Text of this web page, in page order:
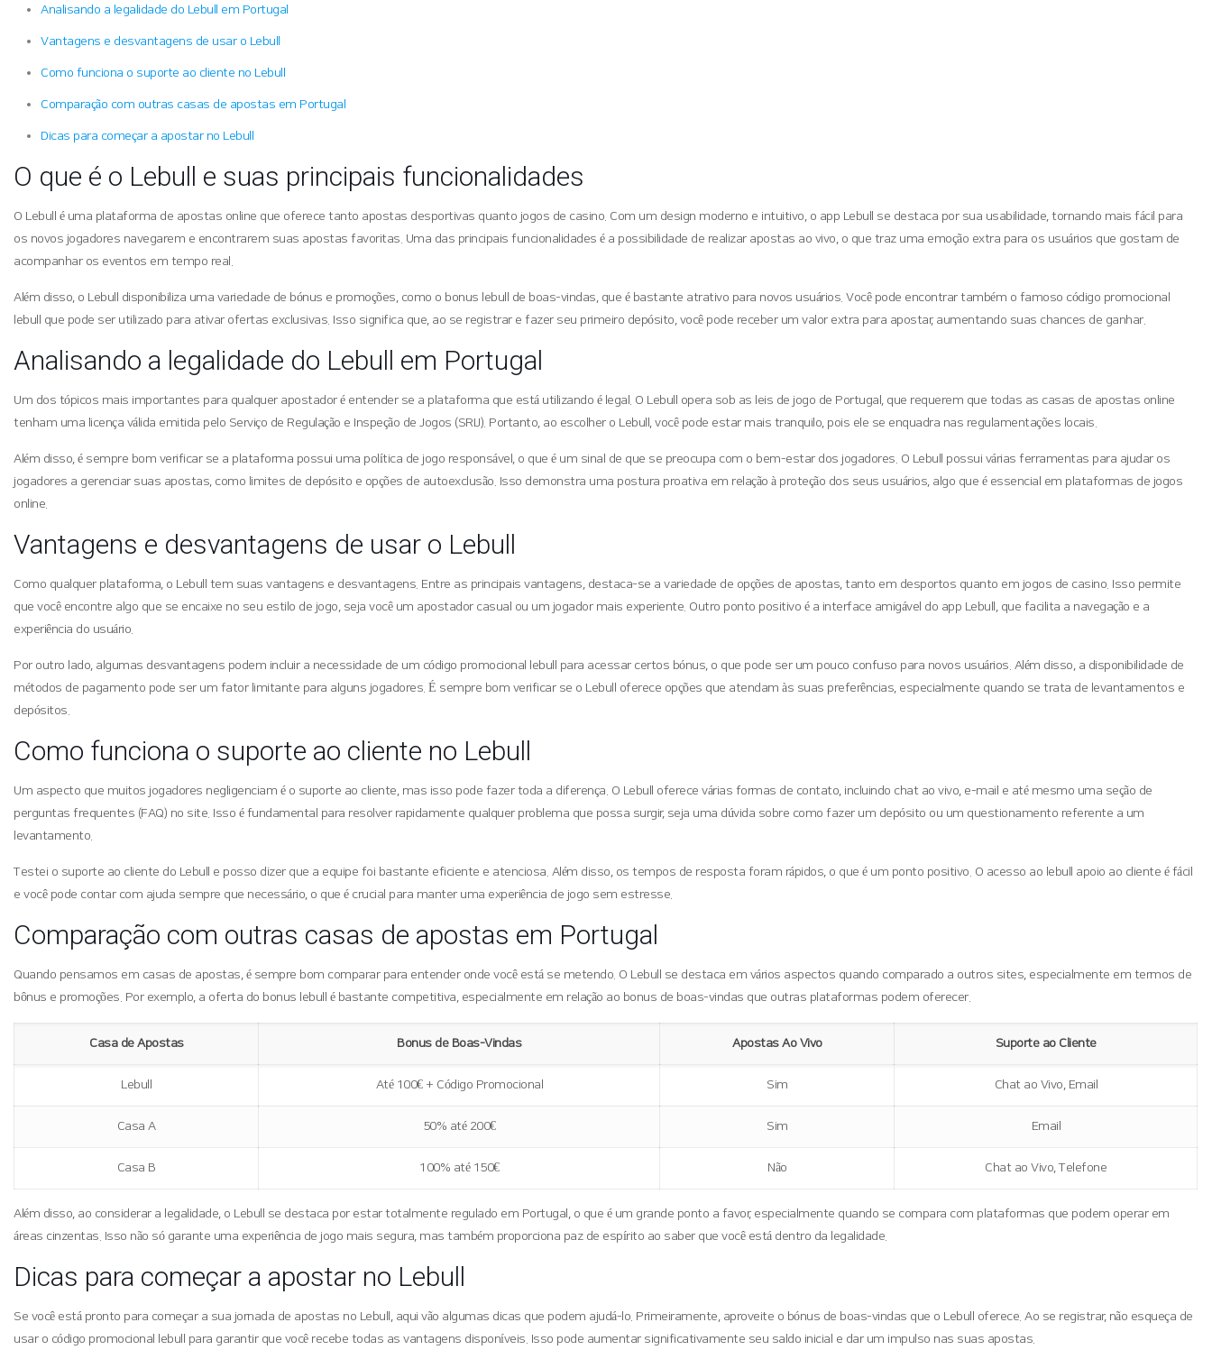
Analisando a legalidade do Lebull em Portugal
Vantagens e desvantagens de usar o Lebull
Como funciona o suporte ao cliente no Lebull
Comparação com outras casas de apostas em Portugal
Dicas para começar a apostar no Lebull
O que é o Lebull e suas principais funcionalidades
O Lebull é uma plataforma de apostas online que oferece tanto apostas desportivas quanto jogos de casino. Com um design moderno e intuitivo, o app Lebull se destaca por sua usabilidade, tornando mais fácil para
os novos jogadores navegarem e encontrarem suas apostas favoritas. Uma das principais funcionalidades é a possibilidade de realizar apostas ao vivo, o que traz uma emoção extra para os usuários que gostam de
acompanhar os eventos em tempo real.
Além disso, o Lebull disponibiliza uma variedade de bónus e promoções, como o bonus lebull de boas-vindas, que é bastante atrativo para novos usuários. Você pode encontrar também o famoso código promocional
lebull que pode ser utilizado para ativar ofertas exclusivas. Isso significa que, ao se registrar e fazer seu primeiro depósito, você pode receber um valor extra para apostar, aumentando suas chances de ganhar.
Analisando a legalidade do Lebull em Portugal
Um dos tópicos mais importantes para qualquer apostador é entender se a plataforma que está utilizando é legal. O Lebull opera sob as leis de jogo de Portugal, que requerem que todas as casas de apostas online
tenham uma licença válida emitida pelo Serviço de Regulação e Inspeção de Jogos (SRIJ). Portanto, ao escolher o Lebull, você pode estar mais tranquilo, pois ele se enquadra nas regulamentações locais.
Além disso, é sempre bom verificar se a plataforma possui uma política de jogo responsável, o que é um sinal de que se preocupa com o bem-estar dos jogadores. O Lebull possui várias ferramentas para ajudar os
jogadores a gerenciar suas apostas, como limites de depósito e opções de autoexclusão. Isso demonstra uma postura proativa em relação à proteção dos seus usuários, algo que é essencial em plataformas de jogos
online.
Vantagens e desvantagens de usar o Lebull
Como qualquer plataforma, o Lebull tem suas vantagens e desvantagens. Entre as principais vantagens, destaca-se a variedade de opções de apostas, tanto em desportos quanto em jogos de casino. Isso permite
que você encontre algo que se encaixe no seu estilo de jogo, seja você um apostador casual ou um jogador mais experiente. Outro ponto positivo é a interface amigável do app Lebull, que facilita a navegação e a
experiência do usuário.
Por outro lado, algumas desvantagens podem incluir a necessidade de um código promocional lebull para acessar certos bónus, o que pode ser um pouco confuso para novos usuários. Além disso, a disponibilidade de
métodos de pagamento pode ser um fator limitante para alguns jogadores. É sempre bom verificar se o Lebull oferece opções que atendam às suas preferências, especialmente quando se trata de levantamentos e
depósitos.
Como funciona o suporte ao cliente no Lebull
Um aspecto que muitos jogadores negligenciam é o suporte ao cliente, mas isso pode fazer toda a diferença. O Lebull oferece várias formas de contato, incluindo chat ao vivo, e-mail e até mesmo uma seção de
perguntas frequentes (FAQ) no site. Isso é fundamental para resolver rapidamente qualquer problema que possa surgir, seja uma dúvida sobre como fazer um depósito ou um questionamento referente a um
levantamento.
Testei o suporte ao cliente do Lebull e posso dizer que a equipe foi bastante eficiente e atenciosa. Além disso, os tempos de resposta foram rápidos, o que é um ponto positivo. O acesso ao lebull apoio ao cliente é fácil
e você pode contar com ajuda sempre que necessário, o que é crucial para manter uma experiência de jogo sem estresse.
Comparação com outras casas de apostas em Portugal
Quando pensamos em casas de apostas, é sempre bom comparar para entender onde você está se metendo. O Lebull se destaca em vários aspectos quando comparado a outros sites, especialmente em termos de
bônus e promoções. Por exemplo, a oferta do bonus lebull é bastante competitiva, especialmente em relação ao bonus de boas-vindas que outras plataformas podem oferecer.
Casa de Apostas Bonus de Boas-Vindas Apostas Ao Vivo Suporte ao Cliente
Lebull Até 100€ + Código Promocional Sim Chat ao Vivo, Email
Casa A 50% até 200€ Sim Email
Casa B 100% até 150€ Não Chat ao Vivo, Telefone
Além disso, ao considerar a legalidade, o Lebull se destaca por estar totalmente regulado em Portugal, o que é um grande ponto a favor, especialmente quando se compara com plataformas que podem operar em
áreas cinzentas. Isso não só garante uma experiência de jogo mais segura, mas também proporciona paz de espírito ao saber que você está dentro da legalidade.
Dicas para começar a apostar no Lebull
Se você está pronto para começar a sua jornada de apostas no Lebull, aqui vão algumas dicas que podem ajudá-lo. Primeiramente, aproveite o bónus de boas-vindas que o Lebull oferece. Ao se registrar, não esqueça de
usar o código promocional lebull para garantir que você recebe todas as vantagens disponíveis. Isso pode aumentar significativamente seu saldo inicial e dar um impulso nas suas apostas.